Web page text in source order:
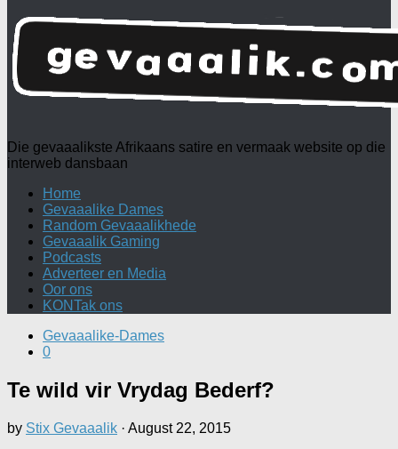
Die gevaaalikste Afrikaans satire en vermaak website op die
interweb dansbaan
Home
Gevaaalike Dames
Random Gevaaalikhede
Gevaaalik Gaming
Podcasts
Adverteer en Media
Oor ons
KONTak ons
Gevaaalike-Dames
0
Te wild vir Vrydag Bederf?
by Stix Gevaaalik · August 22, 2015